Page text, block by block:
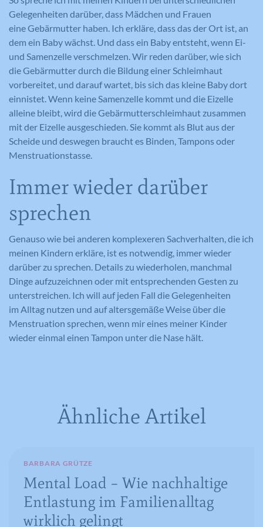
Gelegenheiten darüber, dass Mädchen und Frauen
eine Gebärmutter haben. Ich erkläre, dass das der Ort ist, an
dem ein Baby wächst. Und dass ein Baby entsteht, wenn Ei-
und Samenzelle verschmelzen. Wir reden darüber, wie sich
die Gebärmutter durch die Bildung einer Schleimhaut
vorbereitet, und darauf wartet, bis sich das kleine Baby dort
einnistet. Wenn keine Samenzelle kommt und die Eizelle
alleine bleibt, wird die Gebärmutterschleimhaut zusammen
mit der Eizelle ausgeschieden. Sie kommt als Blut aus der
Scheide und deswegen braucht es Binden, Tampons oder
Menstruationstasse.
Immer wieder darüber
sprechen
Genauso wie bei anderen komplexeren Sachverhalten, die ich
meinen Kindern erkläre, ist es notwendig, immer wieder
darüber zu sprechen. Details zu wiederholen, manchmal
Dinge aufzuzeichnen oder mit entsprechenden Gesten zu
unterstreichen. Ich will auf jeden Fall die Gelegenheiten
im Alltag nutzen und auf altersgemäße Weise über die
Menstruation sprechen, wenn mir eines meiner Kinder
wieder einmal einen Tampon unter die Nase hält.
Ähnliche Artikel
BARBARA GRÜTZE
Mental Load – Wie nachhaltige
Entlastung im Familienalltag
wirklich gelingt
Name PHPSESSID
Anbieter Meine Familie
Laufzeit Session
Zweck
Eindeutige ID, die die Sitzung des
Benutzers identifiziert.
Name cookie_optin
Anbieter Meine Familie
Laufzeit 1 Jahr
Zweck
Dieses Cookie wird verwendet, um Ihre
Cookie-Einstellungen für diese Website
zu speichern.
Webseitenangebot laufend zu verbessern.
Name _gat_lokal
Anbieter Google Analytics
Laufzeit 1 Minute
Zweck
um die Anforderungsrate
einzuschränken.
Name _gat
Anbieter Google Analytics
Laufzeit 1 Minute
Zweck
Wird von Google Analytics verwendet,
einzuschränken.
Name _gid
Registriert eine eindeutige ID, die
Name _ga
Cookie-Informationen anzeigen
Externe Medien
Besucher all unserer Websites nachzuverfolgen.
Sie können dazu verwendet werden, ein Profil des
Besuchers zu erstellen. Es können identifizierbare
oder eindeutige Daten gesammelt werden.
Anonymisierte Daten werden evtl. mit Dritten
Name NID
Anbieter Google Maps
Laufzeit 6 Monate
Zweck
Wird zum Entsperren von Google Maps
Inhalten verwendet.
Name GPS
Zweck
mobilen Geräten, um Tracking
Name VISITOR_INFO1_LIVE
Anbieter YouTube
Cookie-Informationen anzeigen